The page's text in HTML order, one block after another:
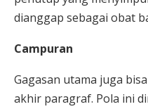
dianggap sebagai obat
Campuran
Gagasan utama juga
akhir paragraf. Pola ini